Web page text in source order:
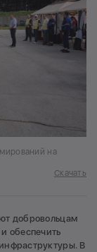
на
Скачать
добровольцам
обеспечить
В